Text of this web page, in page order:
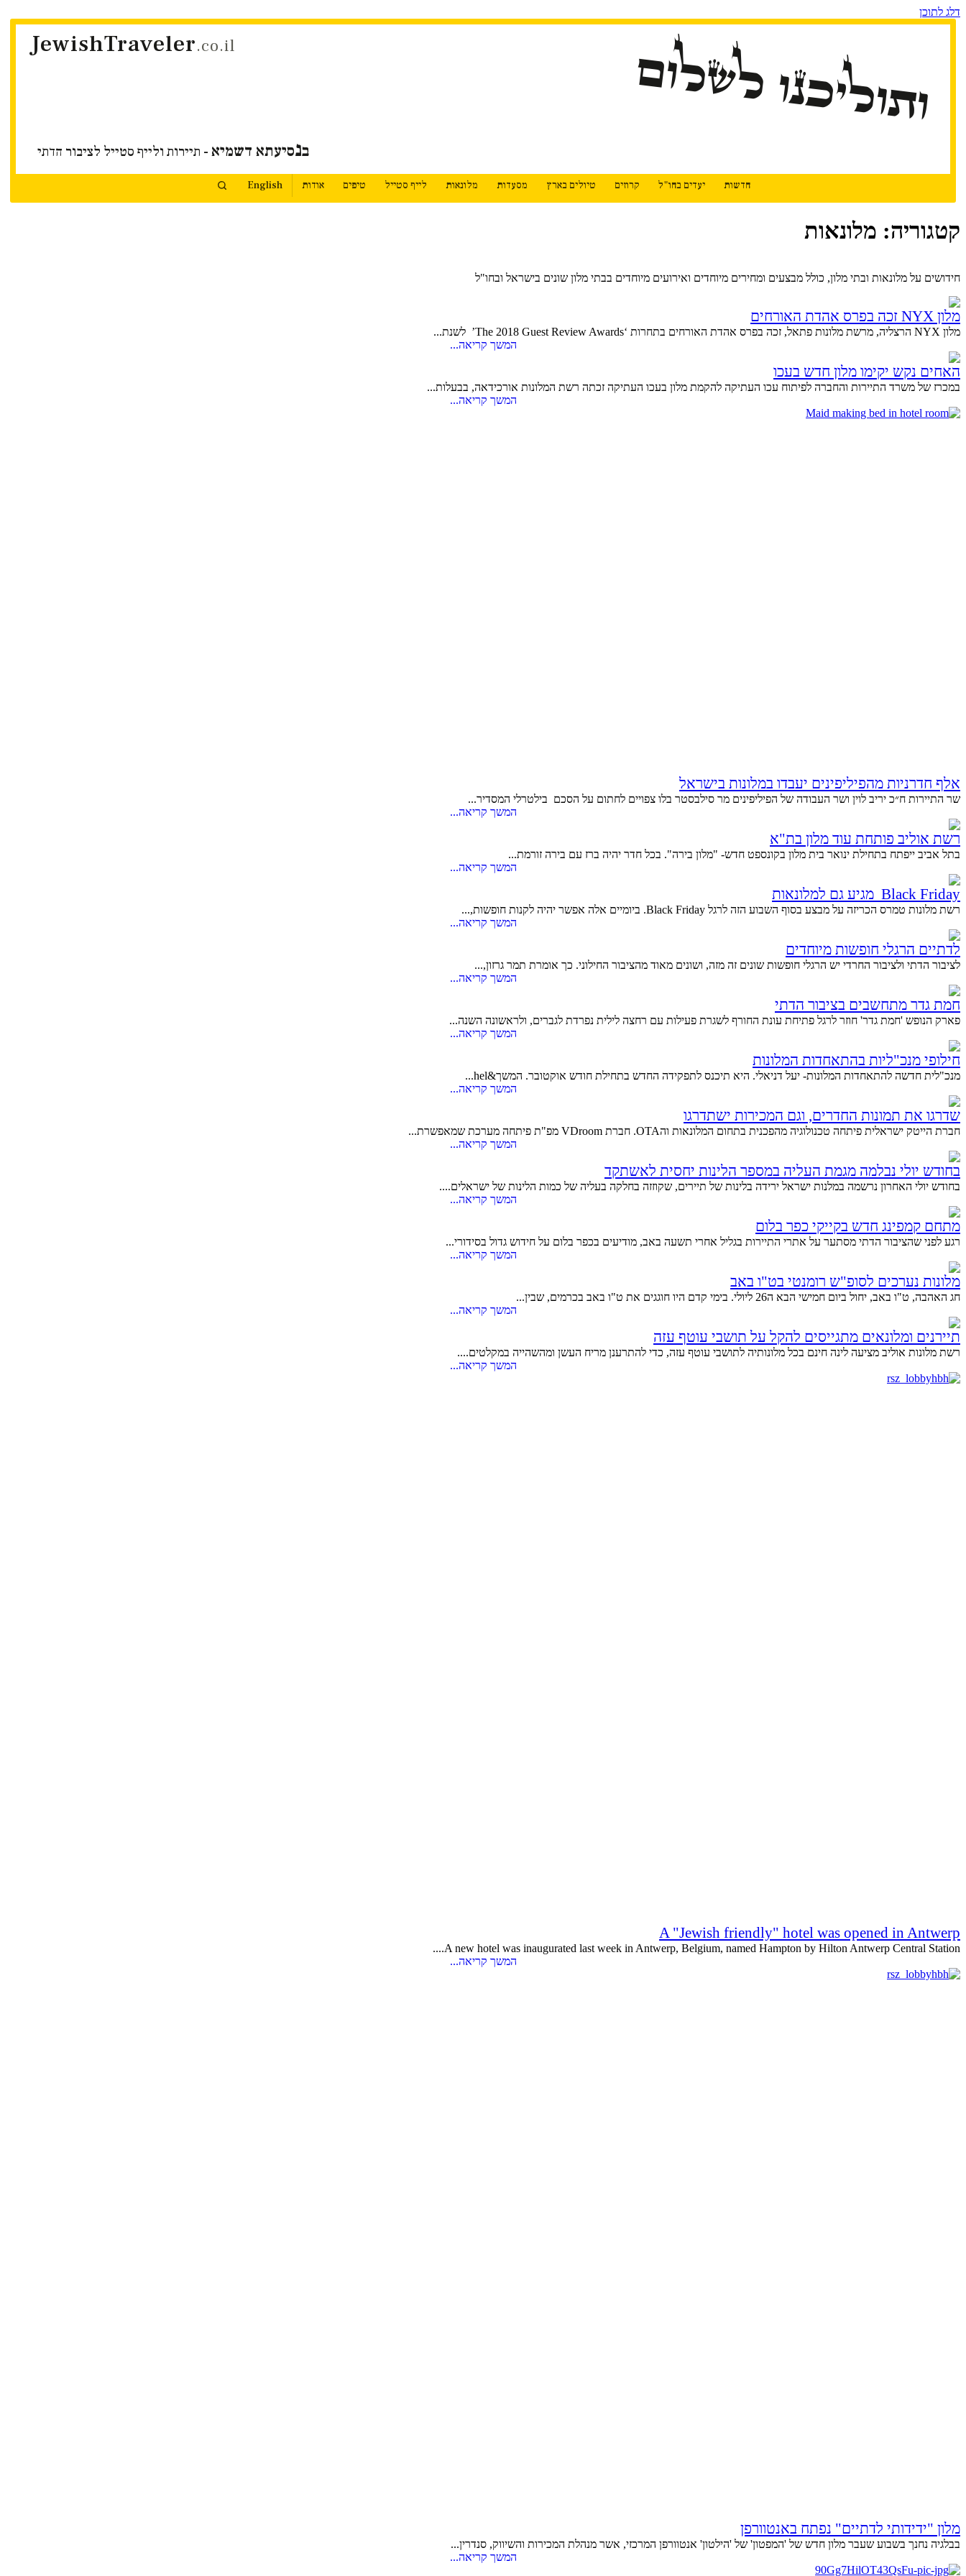
דלג לתוכן
JewishTraveler.co.il ותוליכנו לשלום
בנסיעתא דשמיא - תיירות ולייף סטייל לציבור הדתי
חדשות יעדים בחו"ל קרוזים טיולים בארץ מסעדות מלונאות לייף סטייל טיפים אודות English
קטגוריה: מלונאות
חידושים על מלונאות ובתי מלון, כולל מבצעים ומחירים מיוחדים ואירועים מיוחדים בבתי מלון שונים בישראל ובחו"ל
מלון NYX זכה בפרס אהדת האורחים
מלון NYX הרצליה, מרשת מלונות פתאל, זכה בפרס אהדת האורחים בתחרות ‘The 2018 Guest Review Awards’ לשנת...
המשך קריאה...
האחים נקש יקימו מלון חדש בעכו
במכרז של משרד התיירות והחברה לפיתוח עכו העתיקה להקמת מלון בעכו העתיקה זכתה רשת המלונות אורכידאה, בבעלות...
המשך קריאה...
אלף חדרניות מהפיליפינים יעבדו במלונות בישראל
שר התיירות ח״כ יריב לוין ושר העבודה של הפיליפינים מר סילבסטר בלו צפויים לחתום על הסכם בילטרלי המסדיר...
המשך קריאה...
רשת אוליב פותחת עוד מלון בת"א
בתל אביב ייפתח בתחילת ינואר בית מלון בקונספט חדש- "מלון בירה". בכל חדר יהיה ברז עם בירה זורמת...
המשך קריאה...
Black Friday מגיע גם למלונאות
רשת מלונות טמרס הכריזה על מבצע בסוף השבוע הזה לרגל Black Friday. ביומיים אלה אפשר יהיה לקנות חופשות,...
המשך קריאה...
לדתיים הרגלי חופשות מיוחדים
לציבור הדתי ולציבור החרדי יש הרגלי חופשות שונים זה מזה, ושונים מאוד מהציבור החילוני. כך אומרת תמר גרזון,...
המשך קריאה...
חמת גדר מתחשבים בציבור הדתי
פארק הנופש 'חמת גדר' חוזר לרגל פתיחת עונת החורף לשגרת פעילות עם רחצה לילית נפרדת לגברים, ולראשונה השנה...
המשך קריאה...
חילופי מנכ"ליות בהתאחדות המלונות
מנכ"לית חדשה להתאחדות המלונות- יעל דניאלי. היא תיכנס לתפקידה החדש בתחילת חודש אוקטובר. המשך&hel...
המשך קריאה...
שדרגו את תמונות החדרים, וגם המכירות ישתדרגו
חברת הייטק ישראלית פיתחה טכנולוגיה מהפכנית בתחום המלונאות והOTA. חברת VDroom מפ"ת פיתחה מערכת שמאפשרת...
המשך קריאה...
בחודש יולי נבלמה מגמת העליה במספר הלינות יחסית לאשתקד
בחודש יולי האחרון נרשמה במלנות ישראל ירידה בלינות של תיירים, שקוזזה בחלקה בעליה של כמות הלינות של ישראלים....
המשך קריאה...
מתחם קמפינג חדש בקייקי כפר בלום
רגע לפני שהציבור הדתי מסתער על אתרי התיירות בגליל אחרי תשעה באב, מודיעים בכפר בלום על חידוש גדול בסידורי...
המשך קריאה...
מלונות נערכים לסופ"ש רומנטי בט"ו באב
חג האהבה, ט"ו באב, יחול ביום חמישי הבא ה26 ליולי. בימי קדם היו חוגגים את ט"ו באב בכרמים, שבין...
המשך קריאה...
תיירנים ומלונאים מתגייסים להקל על תושבי עוטף עזה
רשת מלונות אוליב מציעה לינה חינם בכל מלונותיה לתושבי עוטף עזה, כדי להתרענן מריח העשן ומהשהייה במקלטים....
המשך קריאה...
A "Jewish friendly" hotel was opened in Antwerp
A new hotel was inaugurated last week in Antwerp, Belgium, named Hampton by Hilton Antwerp Central Station....
המשך קריאה...
מלון "ידידותי לדתיים" נפתח באנטוורפן
בבלגיה נחנך בשבוע שעבר מלון חדש של 'המפטון' של 'הילטון' אנטוורפן המרכזי, אשר מנהלת המכירות והשיווק, סנדרין...
המשך קריאה...